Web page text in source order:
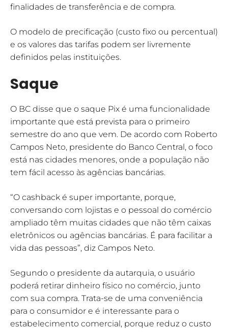
finalidades de transferência e de compra.
O modelo de precificação (custo fixo ou percentual)
e os valores das tarifas podem ser livremente
definidos pelas instituições.
Saque
O BC disse que o saque Pix é uma funcionalidade
importante que está prevista para o primeiro
semestre do ano que vem. De acordo com Roberto
Campos Neto, presidente do Banco Central, o foco
está nas cidades menores, onde a população não
tem fácil acesso às agências bancárias.
“O cashback é super importante, porque,
conversando com lojistas e o pessoal do comércio
ampliado têm muitas cidades que não têm caixas
eletrônicos ou agências bancárias. É para facilitar a
vida das pessoas”, diz Campos Neto.
Segundo o presidente da autarquia, o usuário
poderá retirar dinheiro físico no comércio, junto
com sua compra. Trata-se de uma conveniência
para o consumidor e é interessante para o
estabelecimento comercial, porque reduz o custo